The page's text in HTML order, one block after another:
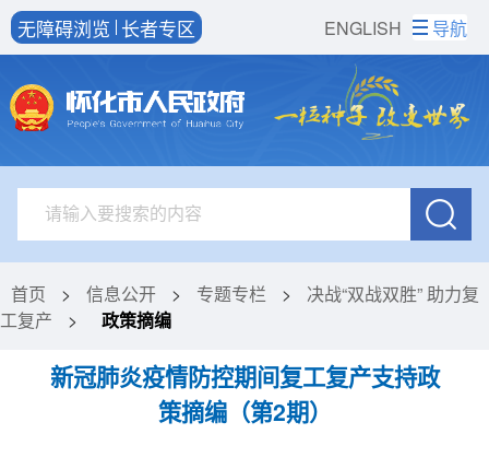
ENGLISH
无障碍浏览 长者专区 导航
首页 > 信息公开 > 专题专栏 >
决战“双战双胜” 助力复
工复产
> 政策摘编
新冠肺炎疫情防控期间复工复产支持政
策摘编（第2期）